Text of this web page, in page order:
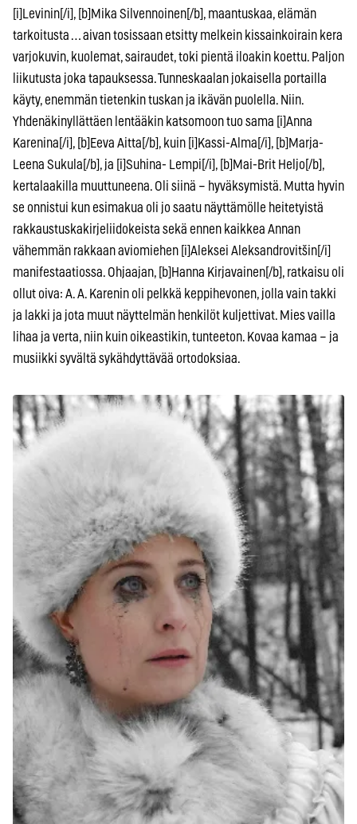
[i]Levinin[/i], [b]Mika Silvennoinen[/b], maantuskaa, elämän
tarkoitusta … aivan tosissaan etsitty melkein kissainkoirain kera
varjokuvin, kuolemat, sairaudet, toki pientä iloakin koettu. Paljon
liikutusta joka tapauksessa. Tunneskaalan jokaisella portailla
käyty, enemmän tietenkin tuskan ja ikävän puolella. Niin.
Yhdenäkinyllättäen lentääkin katsomoon tuo sama [i]Anna
Karenina[/i], [b]Eeva Aitta[/b], kuin [i]Kassi-Alma[/i], [b]Marja-
Leena Sukula[/b], ja [i]Suhina- Lempi[/i], [b]Mai-Brit Heljo[/b],
kertalaakilla muuttuneena. Oli siinä – hyväksymistä. Mutta hyvin
se onnistui kun esimakua oli jo saatu näyttämölle heitetyistä
rakkaustuskakirjeliidokeista sekä ennen kaikkea Annan
vähemmän rakkaan aviomiehen [i]Aleksei Aleksandrovitšin[/i]
manifestaatiossa. Ohjaajan, [b]Hanna Kirjavainen[/b], ratkaisu oli
ollut oiva: A. A. Karenin oli pelkkä keppihevonen, jolla vain takki
ja lakki ja jota muut näyttelmän henkilöt kuljettivat. Mies vailla
lihaa ja verta, niin kuin oikeastikin, tunteeton. Kovaa kamaa – ja
musiikki syvältä sykähdyttävää ortodoksiaa.